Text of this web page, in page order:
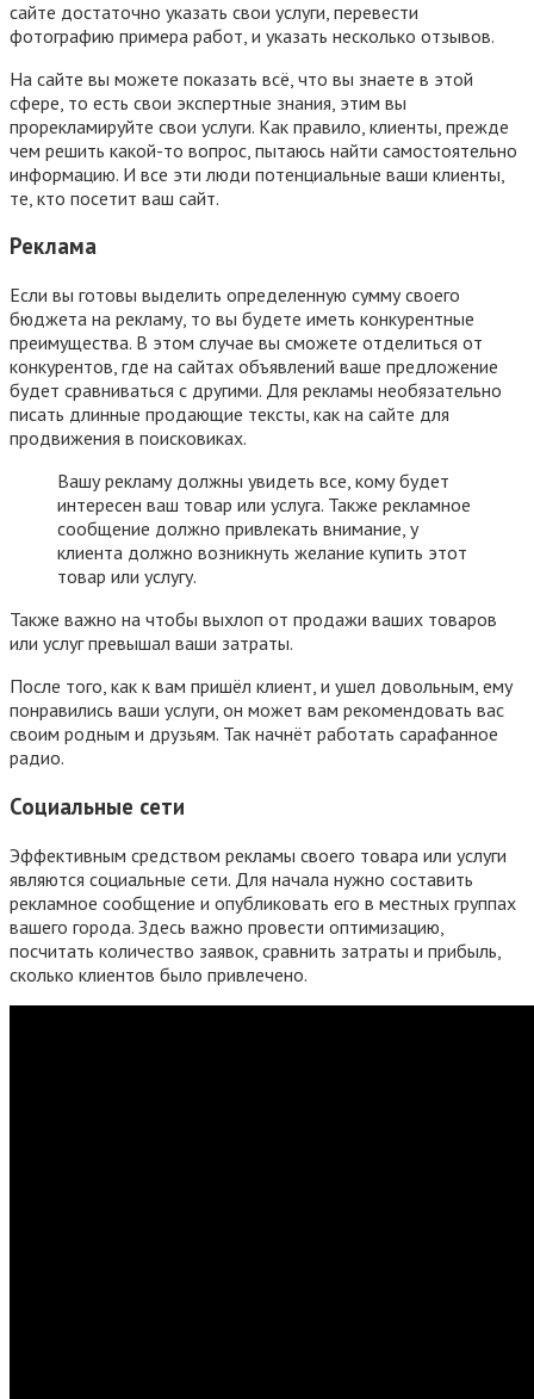
сайте достаточно указать свои услуги, перевести
фотографию примера работ, и указать несколько отзывов.
На сайте вы можете показать всё, что вы знаете в этой
сфере, то есть свои экспертные знания, этим вы
прорекламируйте свои услуги. Как правило, клиенты, прежде
чем решить какой-то вопрос, пытаюсь найти самостоятельно
информацию. И все эти люди потенциальные ваши клиенты,
те, кто посетит ваш сайт.
Реклама
Если вы готовы выделить определенную сумму своего
бюджета на рекламу, то вы будете иметь конкурентные
преимущества. В этом случае вы сможете отделиться от
конкурентов, где на сайтах объявлений ваше предложение
будет сравниваться с другими. Для рекламы необязательно
писать длинные продающие тексты, как на сайте для
продвижения в поисковиках.
Вашу рекламу должны увидеть все, кому будет
интересен ваш товар или услуга. Также рекламное
сообщение должно привлекать внимание, у
клиента должно возникнуть желание купить этот
товар или услугу.
Также важно на чтобы выхлоп от продажи ваших товаров
или услуг превышал ваши затраты.
После того, как к вам пришёл клиент, и ушел довольным, ему
понравились ваши услуги, он может вам рекомендовать вас
своим родным и друзьям. Так начнёт работать сарафанное
радио.
Социальные сети
Эффективным средством рекламы своего товара или услуги
являются социальные сети. Для начала нужно составить
рекламное сообщение и опубликовать его в местных группах
вашего города. Здесь важно провести оптимизацию,
посчитать количество заявок, сравнить затраты и прибыль,
сколько клиентов было привлечено.